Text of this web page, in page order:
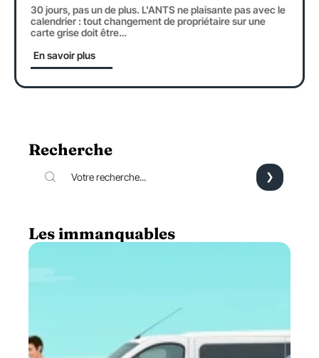
30 jours, pas un de plus. L'ANTS ne plaisante pas avec le
calendrier : tout changement de propriétaire sur une
carte grise doit être…
En savoir plus
Recherche
Les immanquables